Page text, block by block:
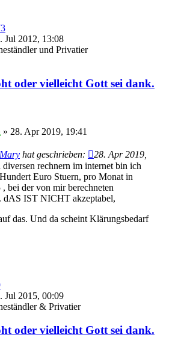
Jul 2012, 13:08
und Privatier
oder vielleicht Gott sei dank.
» 28. Apr 2019, 19:41
hat geschrieben:
28. Apr 2019,
diversen rechnern im internet bin ich
Euro Stuern, pro Monat in
, bei der von mir berechneten
dAS IST NICHT akzeptabel,
das. Und da scheint Klärungsbedarf
Jul 2015, 00:09
& Privatier
oder vielleicht Gott sei dank.